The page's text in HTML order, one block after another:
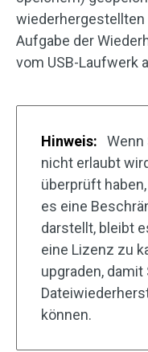
wiederhergestellten
Aufgabe der
vom USB-Laufwerk
Hinweis:
Wenn
nicht erlaubt
überprüft
es eine
darstellt, bleibt
eine Lizenz zu
upgraden, damit
können.